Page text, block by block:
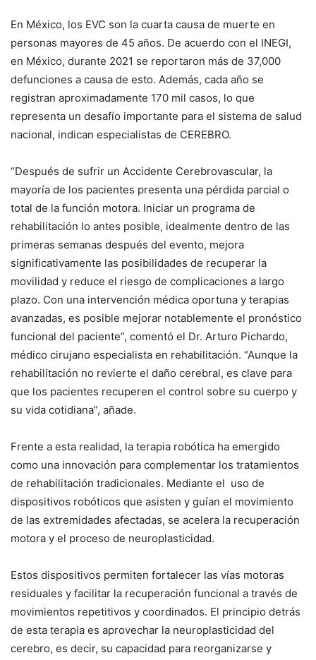
En México, los EVC son la cuarta causa de muerte en
personas mayores de 45 años. De acuerdo con el INEGI,
en México, durante 2021 se reportaron más de 37,000
defunciones a causa de esto. Además, cada año se
registran aproximadamente 170 mil casos, lo que
representa un desafío importante para el sistema de salud
nacional, indican especialistas de CEREBRO.
“Después de sufrir un Accidente Cerebrovascular, la
mayoría de los pacientes presenta una pérdida parcial o
total de la función motora. Iniciar un programa de
rehabilitación lo antes posible, idealmente dentro de las
primeras semanas después del evento, mejora
significativamente las posibilidades de recuperar la
movilidad y reduce el riesgo de complicaciones a largo
plazo. Con una intervención médica oportuna y terapias
avanzadas, es posible mejorar notablemente el pronóstico
funcional del paciente”, comentó el Dr. Arturo Pichardo,
médico cirujano especialista en rehabilitación. “Aunque la
rehabilitación no revierte el daño cerebral, es clave para
que los pacientes recuperen el control sobre su cuerpo y
su vida cotidiana”, añade.
Frente a esta realidad, la terapia robótica ha emergido
como una innovación para complementar los tratamientos
de rehabilitación tradicionales. Mediante el uso de
dispositivos robóticos que asisten y guían el movimiento
de las extremidades afectadas, se acelera la recuperación
motora y el proceso de neuroplasticidad.
Estos dispositivos permiten fortalecer las vías motoras
residuales y facilitar la recuperación funcional a través de
movimientos repetitivos y coordinados. El principio detrás
de esta terapia es aprovechar la neuroplasticidad del
cerebro, es decir, su capacidad para reorganizarse y